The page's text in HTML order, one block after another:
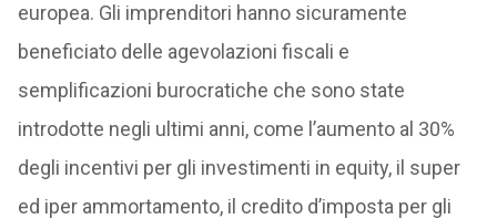
europea. Gli imprenditori hanno sicuramente
beneficiato delle agevolazioni fiscali e
semplificazioni burocratiche che sono state
introdotte negli ultimi anni, come l’aumento al 30%
degli incentivi per gli investimenti in equity, il super
ed iper ammortamento, il credito d’imposta per gli